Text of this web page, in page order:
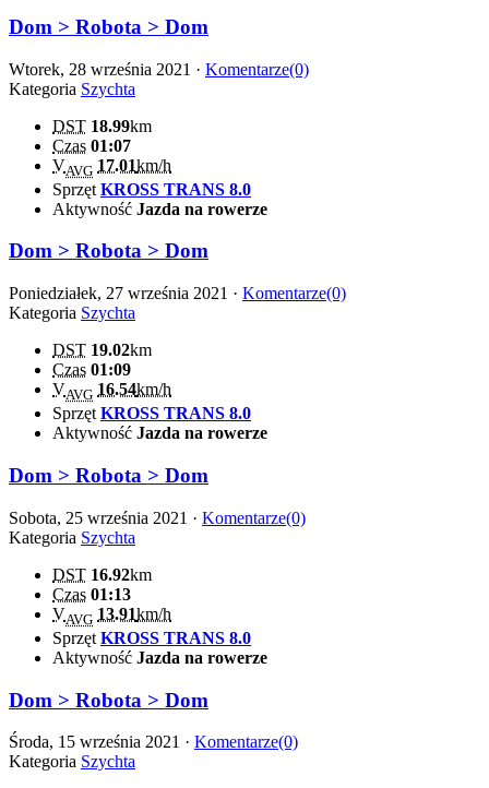
Dom > Robota > Dom
Wtorek, 28 września 2021 · Komentarze(0)
Kategoria Szychta
DST 18.99km
Czas 01:07
VAVG 17.01km/h
Sprzęt KROSS TRANS 8.0
Aktywność Jazda na rowerze
Dom > Robota > Dom
Poniedziałek, 27 września 2021 · Komentarze(0)
Kategoria Szychta
DST 19.02km
Czas 01:09
VAVG 16.54km/h
Sprzęt KROSS TRANS 8.0
Aktywność Jazda na rowerze
Dom > Robota > Dom
Sobota, 25 września 2021 · Komentarze(0)
Kategoria Szychta
DST 16.92km
Czas 01:13
VAVG 13.91km/h
Sprzęt KROSS TRANS 8.0
Aktywność Jazda na rowerze
Dom > Robota > Dom
Środa, 15 września 2021 · Komentarze(0)
Kategoria Szychta